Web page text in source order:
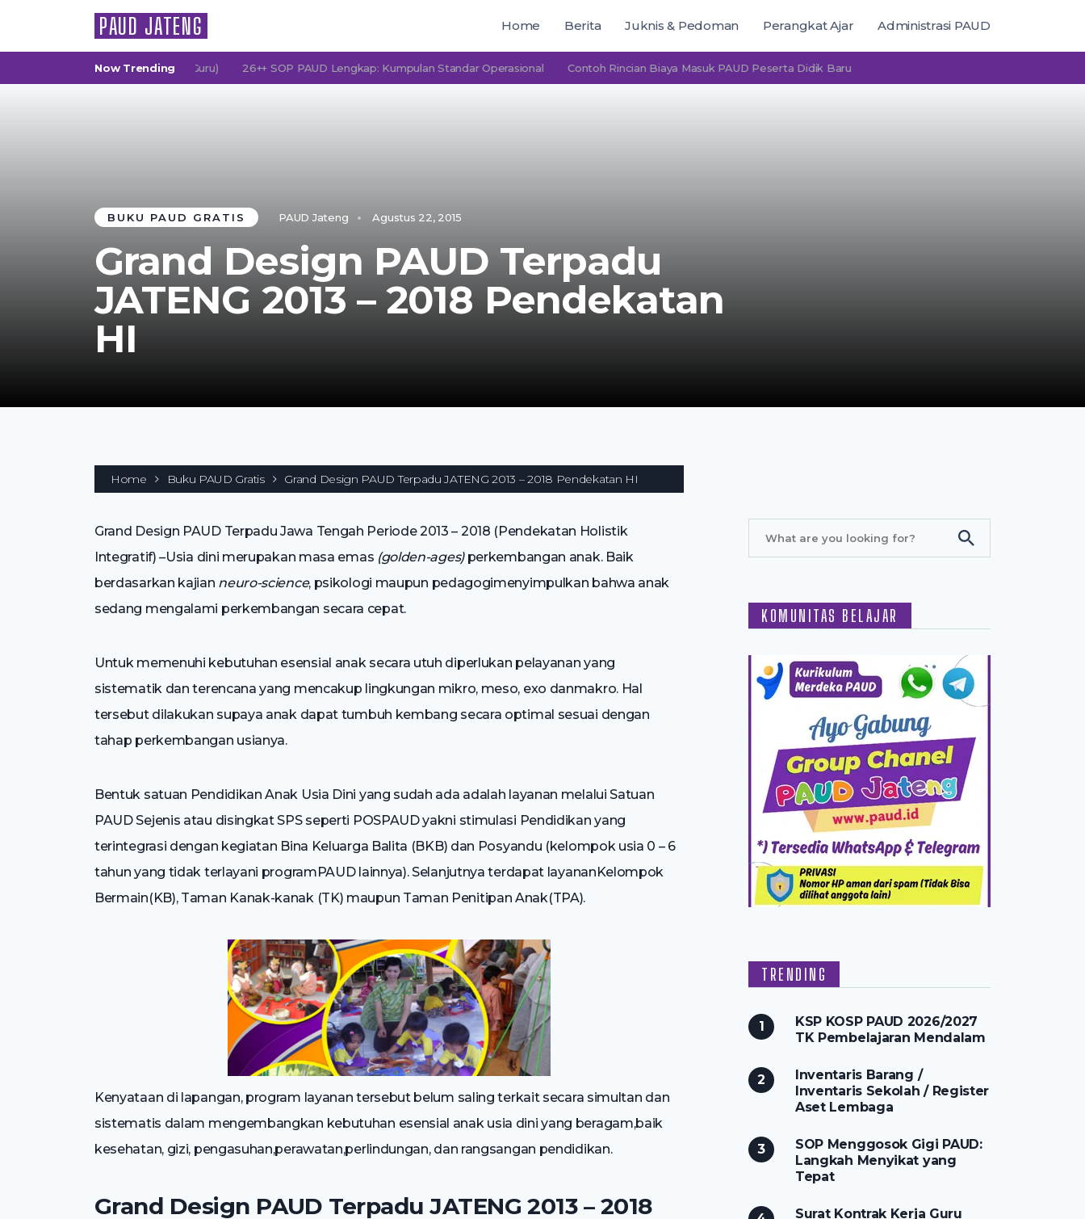
PAUD JATENG Home Berita Juknis & Pedoman Perangkat Ajar Administrasi PAUD
Now Trending
Orang Tua Murid & Guru) 26++ SOP PAUD Lengkap: Kumpulan Standar Operasional Contoh Rincian Biaya Masuk PAUD Peserta Didik Baru
BUKU PAUD GRATIS PAUD Jateng Agustus 22, 2015
Grand Design PAUD Terpadu
JATENG 2013 – 2018 Pendekatan
HI
Home Buku PAUD Gratis Grand Design PAUD Terpadu JATENG 2013 – 2018 Pendekatan HI
Grand Design PAUD Terpadu Jawa Tengah Periode 2013 – 2018 (Pendekatan Holistik
Integratif) –Usia dini merupakan masa emas (golden-ages)perkembangan anak. Baik
berdasarkan kajian neuro-science, psikologi maupun pedagogimenyimpulkan bahwa anak
sedang mengalami perkembangan secara cepat.
Untuk memenuhi kebutuhan esensial anak secara utuh diperlukan pelayanan yang
sistematik dan terencana yang mencakup lingkungan mikro, meso, exo danmakro. Hal
tersebut dilakukan supaya anak dapat tumbuh kembang secara optimal sesuai dengan
tahap perkembangan usianya.
Bentuk satuan Pendidikan Anak Usia Dini yang sudah ada adalah layanan melalui Satuan
PAUD Sejenis atau disingkat SPS seperti POSPAUD yakni stimulasi Pendidikan yang
terintegrasi dengan kegiatan Bina Keluarga Balita (BKB) dan Posyandu (kelompok usia 0 – 6
tahun yang tidak terlayani programPAUD lainnya). Selanjutnya terdapat layananKelompok
Bermain(KB), Taman Kanak-kanak (TK) maupun Taman Penitipan Anak(TPA).
Kenyataan di lapangan, program layanan tersebut belum saling terkait secara simultan dan
sistematis dalam mengembangkan kebutuhan esensial anak usia dini yang beragam,baik
kesehatan, gizi, pengasuhan,perawatan,perlindungan, dan rangsangan pendidikan.
Grand Design PAUD Terpadu JATENG 2013 – 2018
KOMUNITAS BELAJAR
TRENDING
KSP KOSP PAUD 2026/2027
TK Pembelajaran Mendalam
Inventaris Barang /
Inventaris Sekolah / Register
Aset Lembaga
SOP Menggosok Gigi PAUD:
Langkah Menyikat yang
Tepat
Surat Kontrak Kerja Guru